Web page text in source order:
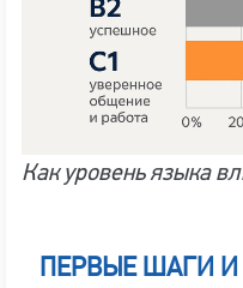
Как уровень языка
ПЕРВЫЕ ШАГИ И